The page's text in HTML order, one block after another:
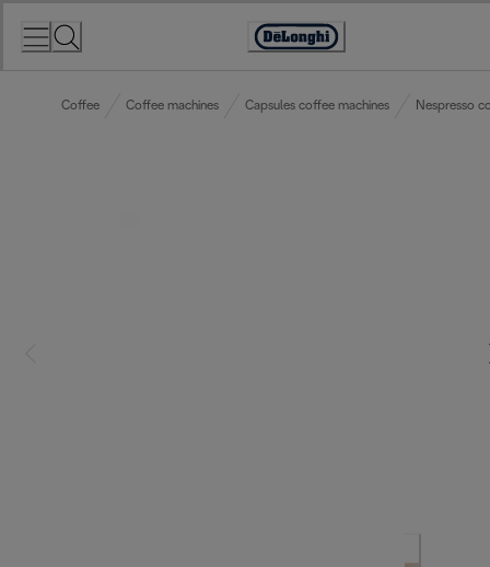
Accessibility
Coffee Coffee machines Capsules coffee machines Nespresso